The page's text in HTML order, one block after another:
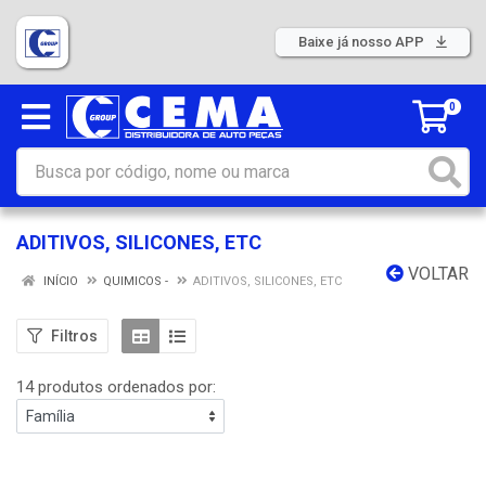
Baixe já nosso APP
0
ADITIVOS, SILICONES, ETC
VOLTAR
INÍCIO QUIMICOS - ADITIVOS, SILICONES, ETC
Filtros
14 produtos ordenados por: